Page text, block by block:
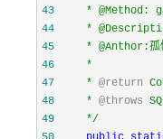
43
44
45
46
47
    *
@return
48
    *
@throws
49
*/